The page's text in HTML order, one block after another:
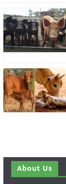
About Us